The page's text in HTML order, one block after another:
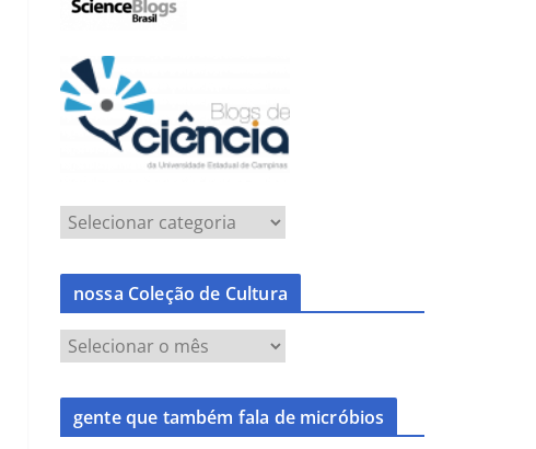
nossa Coleção de Cultura
gente que também fala de micróbios